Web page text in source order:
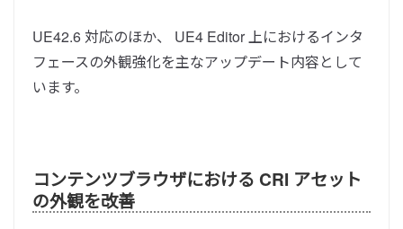
UE42.6 対応のほか、 UE4 Editor 上におけるインタ
フェースの外観強化を主なアップデート内容として
います。
コンテンツブラウザにおける CRI アセット
の外観を改善